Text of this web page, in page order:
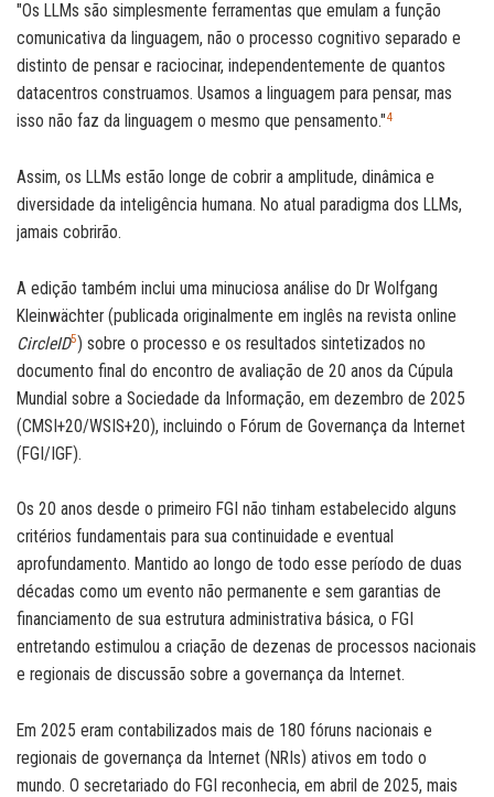
"Os LLMs são simplesmente ferramentas que emulam a função
comunicativa da linguagem, não o processo cognitivo separado e
distinto de pensar e raciocinar, independentemente de quantos
datacentros construamos. Usamos a linguagem para pensar, mas
isso não faz da linguagem o mesmo que pensamento."4
Assim, os LLMs estão longe de cobrir a amplitude, dinâmica e
diversidade da inteligência humana. No atual paradigma dos LLMs,
jamais cobrirão.
A edição também inclui uma minuciosa análise do Dr Wolfgang
Kleinwächter (publicada originalmente em inglês na revista online
CircleID5) sobre o processo e os resultados sintetizados no
documento final do encontro de avaliação de 20 anos da Cúpula
Mundial sobre a Sociedade da Informação, em dezembro de 2025
(CMSI+20/WSIS+20), incluindo o Fórum de Governança da Internet
(FGI/IGF).
Os 20 anos desde o primeiro FGI não tinham estabelecido alguns
critérios fundamentais para sua continuidade e eventual
aprofundamento. Mantido ao longo de todo esse período de duas
décadas como um evento não permanente e sem garantias de
financiamento de sua estrutura administrativa básica, o FGI
entretando estimulou a criação de dezenas de processos nacionais
e regionais de discussão sobre a governança da Internet.
Em 2025 eram contabilizados mais de 180 fóruns nacionais e
regionais de governança da Internet (NRIs) ativos em todo o
mundo. O secretariado do FGI reconhecia, em abril de 2025, mais